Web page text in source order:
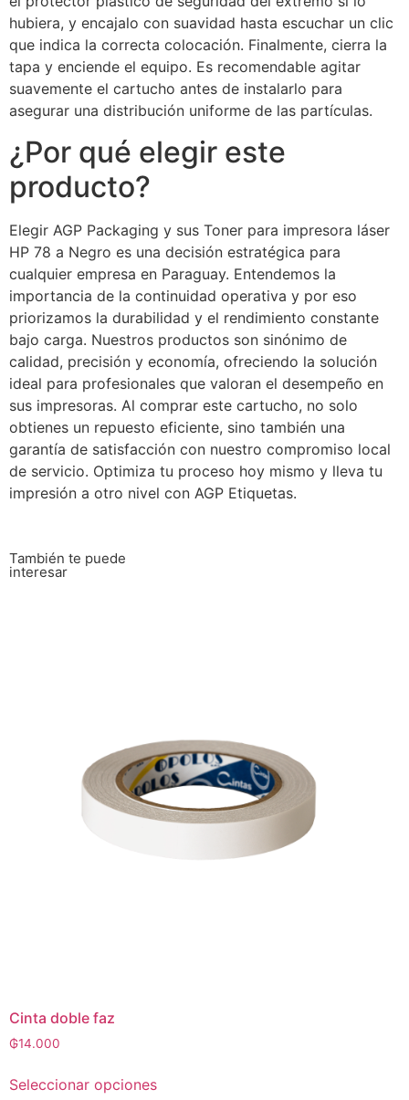
hubiera, y encajalo con suavidad hasta escuchar un clic
que indica la correcta colocación. Finalmente, cierra la
tapa y enciende el equipo. Es recomendable agitar
suavemente el cartucho antes de instalarlo para
asegurar una distribución uniforme de las partículas.
¿Por qué elegir este
producto?
Elegir AGP Packaging y sus Toner para impresora láser
HP 78 a Negro es una decisión estratégica para
cualquier empresa en Paraguay. Entendemos la
importancia de la continuidad operativa y por eso
priorizamos la durabilidad y el rendimiento constante
bajo carga. Nuestros productos son sinónimo de
calidad, precisión y economía, ofreciendo la solución
ideal para profesionales que valoran el desempeño en
sus impresoras. Al comprar este cartucho, no solo
obtienes un repuesto eficiente, sino también una
garantía de satisfacción con nuestro compromiso local
de servicio. Optimiza tu proceso hoy mismo y lleva tu
impresión a otro nivel con AGP Etiquetas.
También te puede
interesar
Cinta doble faz
₲14.000
Seleccionar opciones